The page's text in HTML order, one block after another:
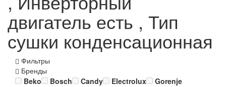
двигатель есть , Тип
сушки конденсационная
Фильтры
Бренды
Beko
Bosch Candy Electrolux
Gorenje